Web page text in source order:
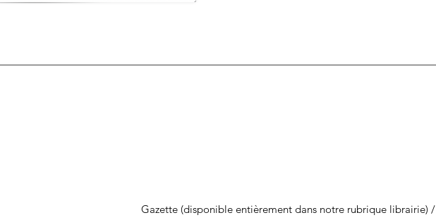
Gazette (disponible entièrement dans notre rubrique librairie) /